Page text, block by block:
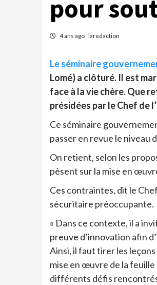
pour
4 ans ago laredaction
Le séminaire
Lomé) a clôturé. Il est
face à la vie chère. Que
présidées par le Chef de
Ce séminaire
passer en revue le niveau
On retient, selon les
pèsent sur la mise en
Ces contraintes, dit le
sécuritaire préoccupante.
« Dans ce contexte, il a
preuve d’innovation afin
Ainsi, il faut tirer les
mise en œuvre de la
différents défis